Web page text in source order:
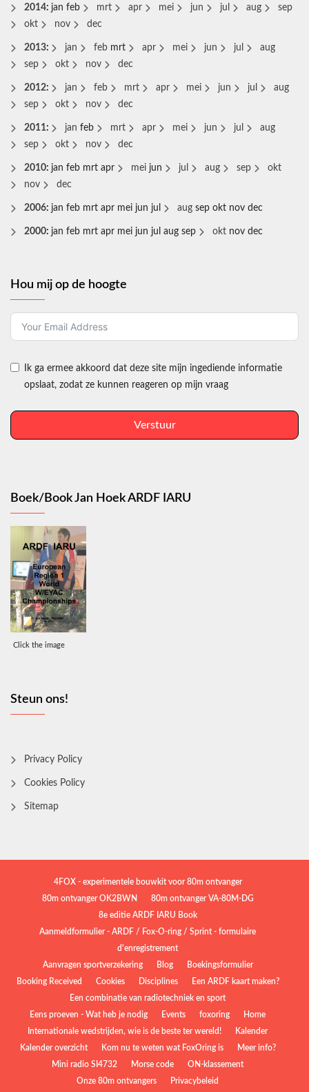
2014: jan feb mrt apr mei jun jul aug
sep
okt
nov dec
2013: jan feb mrt apr mei jun jul
aug
sep
okt nov dec
2012: jan feb mrt apr mei jun jul
aug
sep
okt nov dec
2011: jan feb mrt apr mei jun jul
aug
sep
okt nov dec
2010: jan feb mrt apr mei jun jul aug sep
okt
nov
dec
2006: jan feb mrt apr mei jun jul aug sep okt nov dec
2000: jan feb mrt apr mei jun jul aug sep okt nov dec
Hou mij op de hoogte
Ik ga ermee akkoord dat deze site mijn ingediende informatie
opslaat, zodat ze kunnen reageren op mijn vraag
Verstuur
Boek/Book Jan Hoek ARDF IARU
Click the image
Steun ons!
Privacy Policy
Cookies Policy
Sitemap
4FOX - experimentele bouwkit voor 80m ontvanger
80m ontvanger OK2BWN
80m ontvanger VA-80M-DG
8e editie ARDF IARU Book
Aanmeldformulier - ARDF / Fox-O-ring / Sprint - formulaire
d'enregistrement
Aanvragen sportverzekering
Blog
Boekingsformulier
Booking Received
Cookies Disciplines
Een ARDF kaart maken?
Een combinatie van radiotechniek en sport
Eens proeven - Wat heb je nodig
Events foxoring
Home
Internationale wedstrijden, wie is de beste ter wereld!
Kalender
Kalender overzicht
Kom nu te weten wat FoxOring is
Meer info?
Mini radio SI4732
Morse code
ON-klassement
Onze 80m ontvangers
Privacybeleid